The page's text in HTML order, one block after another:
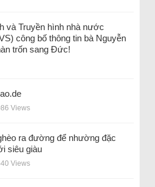
và Truyền hình nhà nước
công bố thông tin bà Nguyễn
trốn sang Đức!
Views
ra đường để nhường đặc
siêu giàu
Views